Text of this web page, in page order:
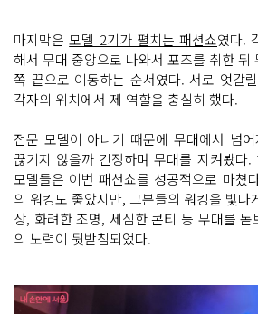
마지막은모델 2기가 펼치는 패션쇼였다.
해서 무대 중앙으로 나와서 포즈를 취한 뒤
쪽 끝으로 이동하는 순서였다. 서로 엇갈
각자의 위치에서 제 역할을 충실히 했다.
전문 모델이 아니기 때문에 무대에서 넘
끊기지 않을까 긴장하며 무대를 지켜봤다.
모델들은 이번 패션쇼를 성공적으로 마쳤
의 워킹도 좋았지만, 그분들의 워킹을 빛나
상, 화려한 조명, 세심한 콘티 등 무대를
의 노력이 뒷받침되었다.